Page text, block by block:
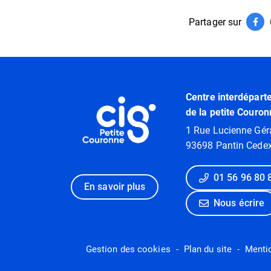
Partager sur
Informations utiles
En savoir plus
Centre
de la petite
1 Rue Lucienne
93698 Pantin
01 56 96 80
Nous écrire
Gestion des cookies Plan du site